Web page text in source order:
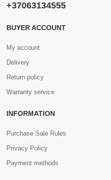
+37063134555
BUYER ACCOUNT
My account
Delivery
Return policy
Warranty service
INFORMATION
Purchase Sale Rules
Privacy Policy
Payment methods